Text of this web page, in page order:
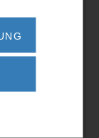
gefahrlos
Brand- und